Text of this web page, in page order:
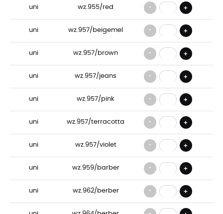
uni wz.955/red - +
uni wz.957/beigemel - +
uni wz.957/brown - +
uni wz.957/jeans - +
uni wz.957/pink - +
uni wz.957/terracotta - +
uni wz.957/violet - +
uni wz.959/barber - +
uni wz.962/berber - +